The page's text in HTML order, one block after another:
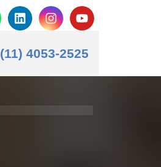
(11) 4053-2525